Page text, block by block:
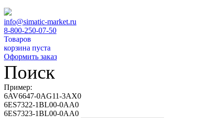
info@simatic-market.ru
8-800-250-07-50
Товаров
корзина пуста
Оформить заказ
Поиск
Пример:
6AV6647-0AG11-3AX0
6ES7322-1BL00-0AA0
6ES7323-1BL00-0AA0